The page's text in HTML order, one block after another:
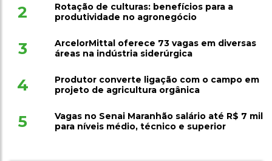
2
Rotação de culturas: benefícios para a
produtividade no agronegócio
3
ArcelorMittal oferece 73 vagas em diversas
áreas na indústria siderúrgica
4
Produtor converte ligação com o campo em
projeto de agricultura orgânica
5
Vagas no Senai Maranhão salário até R$ 7 mil
para níveis médio, técnico e superior